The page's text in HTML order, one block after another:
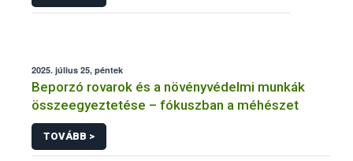
2025. július 25, péntek
Beporzó rovarok és a növényvédelmi munkák
összeegyeztetése – fókuszban a méhészet
TOVÁBB >